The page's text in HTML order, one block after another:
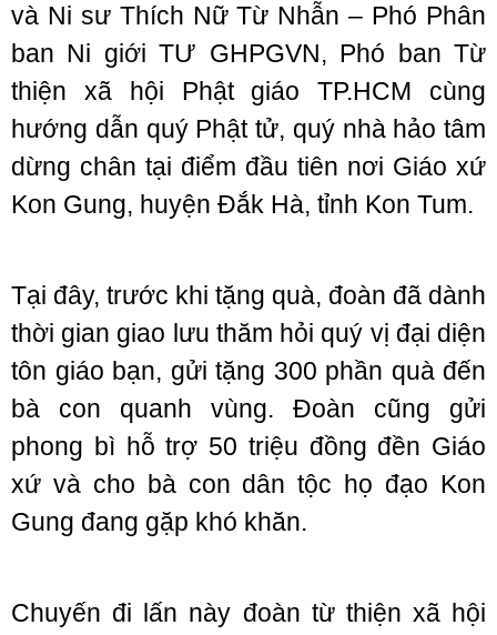
và Ni sư Thích Nữ Từ Nhẫn – Phó Phân
ban Ni giới TƯ GHPGVN, Phó ban Từ
thiện xã hội Phật giáo TP.HCM cùng
hướng dẫn quý Phật tử, quý nhà hảo tâm
dừng chân tại điểm đầu tiên nơi Giáo xứ
Kon Gung, huyện Đắk Hà, tỉnh Kon Tum.
Tại đây, trước khi tặng quà, đoàn đã dành
thời gian giao lưu thăm hỏi quý vị đại diện
tôn giáo bạn, gửi tặng 300 phần quà đến
bà con quanh vùng. Đoàn cũng gửi
phong bì hỗ trợ 50 triệu đồng đền Giáo
xứ và cho bà con dân tộc họ đạo Kon
Gung đang gặp khó khăn.
Chuyến đi lấn này đoàn từ thiện xã hội